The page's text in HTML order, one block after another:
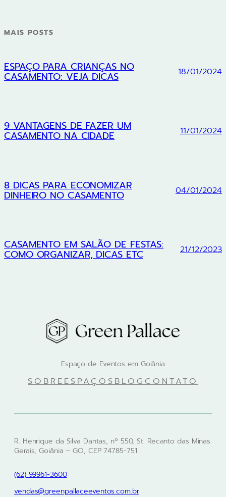
MAIS POSTS
ESPAÇO PARA CRIANÇAS NO
CASAMENTO: VEJA DICAS 18/01/2024
9 VANTAGENS DE FAZER UM
CASAMENTO NA CIDADE 11/01/2024
8 DICAS PARA ECONOMIZAR
DINHEIRO NO CASAMENTO 04/01/2024
CASAMENTO EM SALÃO DE FESTAS:
COMO ORGANIZAR, DICAS ETC 21/12/2023
Espaço de Eventos em Goiânia
SOBRE ESPAÇOS BLOG CONTATO
R. Henrique da Silva Dantas, nº 550, St. Recanto das Minas
Gerais, Goiânia – GO, CEP 74785-751
(62) 99961-3600
vendas@greenpallaceeventos.com.br